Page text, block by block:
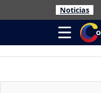
Noticias